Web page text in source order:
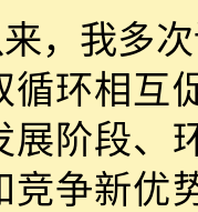
，我多
循环相互
展阶段、
竞争新优